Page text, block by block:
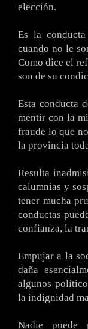
elección.
Es la
cuando no le
Como dice el
son de su
Esta conducta
mentir con la
fraude lo que
la provincia
Resulta
calumnias y
tener mucha
conductas
confianza, la
Empujar a la
daña
algunos
la indignidad
Nadie puede